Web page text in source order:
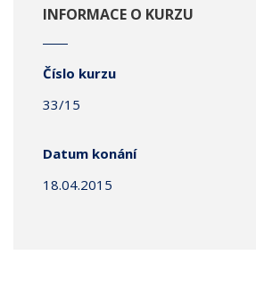
INFORMACE O KURZU
Číslo kurzu
33/15
Datum konání
18.04.2015